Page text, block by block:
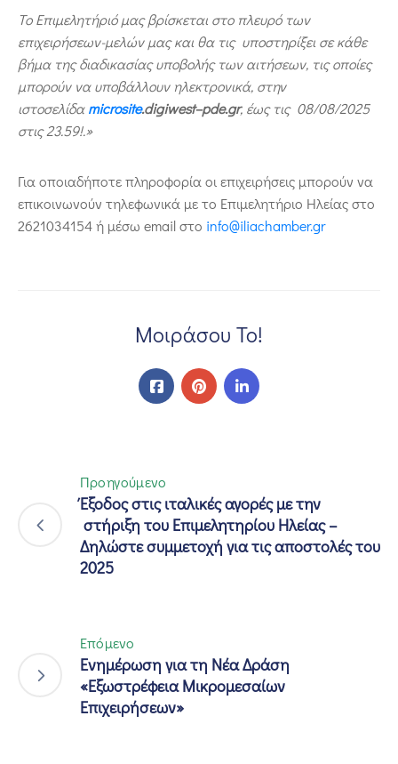
Το Επιμελητήριό μας βρίσκεται στο πλευρό των
επιχειρήσεων-μελών μας και θα τις υποστηρίξει σε κάθε
βήμα της διαδικασίας υποβολής των αιτήσεων, τις οποίες
μπορούν να υποβάλλουν ηλεκτρονικά, στην
ιστοσελίδα microsite.digiwest–pde.gr, έως τις08/08/2025
στις 23.59!.»
Για οποιαδήποτε πληροφορία οι επιχειρήσεις μπορούν να
επικοινωνούν τηλεφωνικά με το Επιμελητήριο Ηλείας στο
2621034154 ή μέσω email στο info@iliachamber.gr
Μοιράσου Το!
Προηγούμενο
Έξοδος στις ιταλικές αγορές με την
στήριξη του Επιμελητηρίου Ηλείας –
Δηλώστε συμμετοχή για τις αποστολές του
2025
Επόμενο
Ενημέρωση για τη Νέα Δράση
«Εξωστρέφεια Μικρομεσαίων
Επιχειρήσεων»